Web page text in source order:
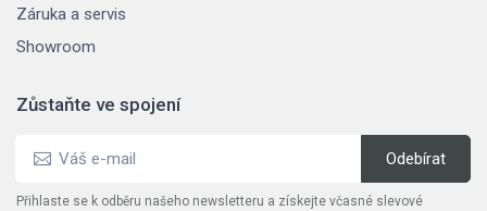
Záruka a servis
Showroom
Zůstaňte ve spojení
Přihlaste se k odběru našeho newsletteru a získejte včasné slevové